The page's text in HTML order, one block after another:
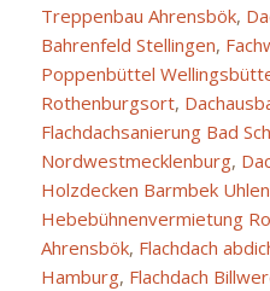
Treppenbau Ahrensbök,
Bahrenfeld Stellingen,
Poppenbüttel
Rothenburgsort,
Flachdachsanierung Bad
Nordwestmecklenburg,
Holzdecken Barmbek
Hebebühnenvermietung
Ahrensbök, Flachdach
Hamburg, Flachdach